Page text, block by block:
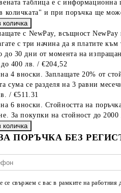
таблица е с информационна
количката" и при поръчка ще
с NewPay, всъщност
с три начина да я платите към
до 30 дни от момента на
до 400 лв. / €204,52
4 вноски. Заплащате 20% от
сума се разделя на 3 равни
/ €511.31
6 вноски. Стойността на
За покупки на стойност до
ПОРЪЧКА БЕЗ
се свържем с вас в рамките на работния